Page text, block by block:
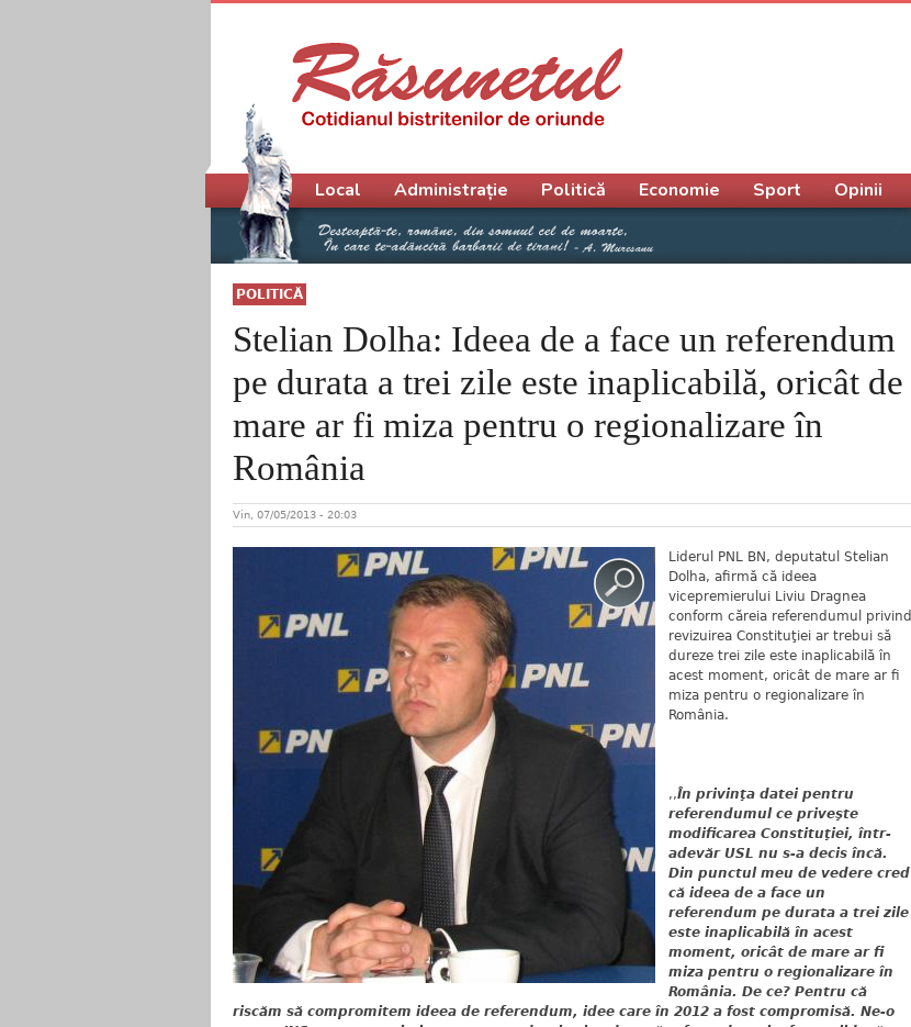
POLITICĂ
Stelian Dolha: Ideea de a face un referendum
pe durata a trei zile este inaplicabilă, oricât de
mare ar fi miza pentru o regionalizare în
România
Vin, 07/05/2013 - 20:03
Liderul PNL BN, deputatul Stelian
Dolha, afirmă că ideea
vicepremierului Liviu Dragnea
conform căreia referendumul privind
revizuirea Constituţiei ar trebui să
dureze trei zile este inaplicabilă în
acest moment, oricât de mare ar fi
miza pentru o regionalizare în
România.
,,În privinţa datei pentru
referendumul ce priveşte
modificarea Constituţiei, într-
adevăr USL nu s-a decis încă.
Din punctul meu de vedere cred
că ideea de a face un
referendum pe durata a trei zile
este inaplicabilă în acest
moment, oricât de mare ar fi
miza pentru o regionalizare în
România. De ce? Pentru că
riscăm să compromitem ideea de referendum, idee care în 2012 a fost compromisă. Ne-o
Meniu principal
Local Administrație Politică Economie Sport Opinii